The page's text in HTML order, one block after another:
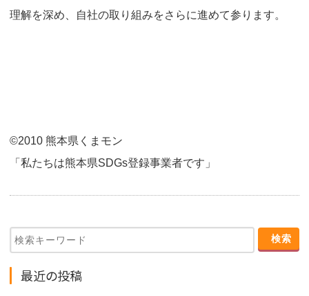
理解を深め、自社の取り組みをさらに進めて参ります。
©2010 熊本県くまモン
「私たちは熊本県SDGs登録事業者です」
最近の投稿